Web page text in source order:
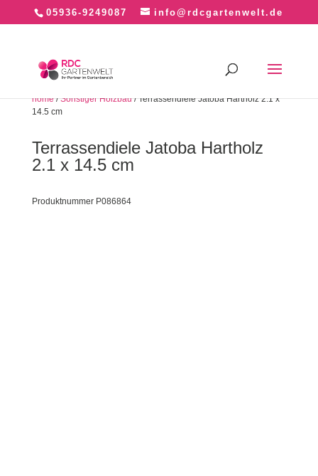
05936-9249087 info@rdcgartenwelt.de
home/Sonstiger Holzbau/ Terrassendiele Jatoba Hartholz 2.1 x
14.5 cm
Terrassendiele Jatoba Hartholz
2.1 x 14.5 cm
Produktnummer P086864